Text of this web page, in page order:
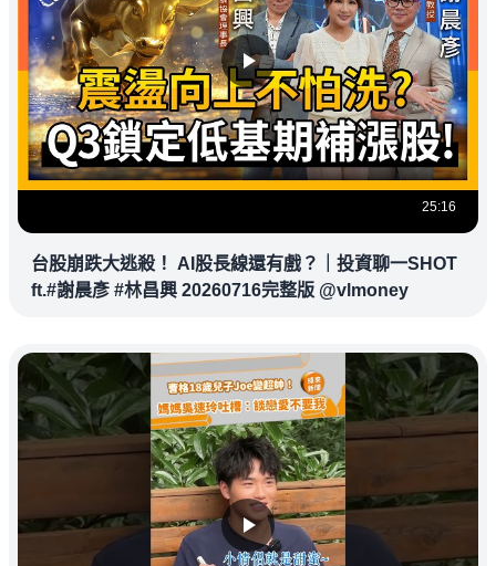
25:16
台股崩跌大逃殺！ AI股長線還有戲？｜投資聊一SHOT
ft.#謝晨彥 #林昌興 20260716完整版 @vlmoney